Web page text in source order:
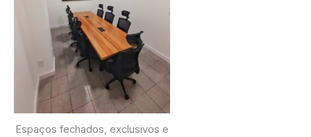
Espaços fechados, exclusivos e